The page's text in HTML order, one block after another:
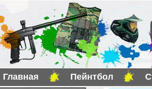
Главная Пейнтбол